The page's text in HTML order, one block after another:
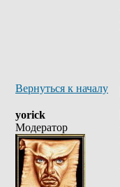
Вернуться к началу
yorick
Модератор